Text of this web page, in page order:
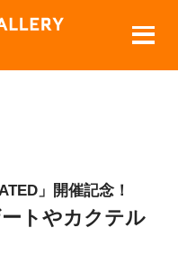
」開催記念！
トやカクテル